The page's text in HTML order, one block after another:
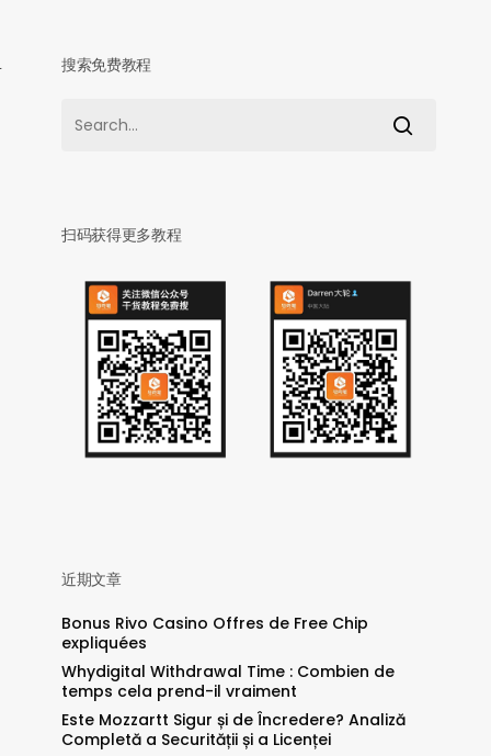
搜索免费教程
扫码获得更多教程
近期文章
Bonus Rivo Casino Offres de Free Chip
expliquées
Whydigital Withdrawal Time : Combien de
temps cela prend-il vraiment
Este Mozzartt Sigur și de Încredere? Analiză
Completă a Securității și a Licenței